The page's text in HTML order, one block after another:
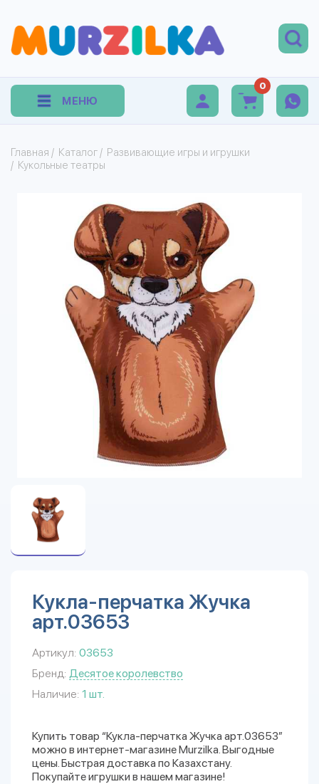
МЕНЮ
0
Главная / Каталог / Развивающие игры и игрушки
/ Кукольные театры
Кукла-перчатка Жучка
арт.03653
Артикул: 03653
Бренд: Десятое королевство
Наличие: 1 шт.
Купить товар “Кукла-перчатка Жучка арт.03653”
можно в интернет-магазине Murzilka. Выгодные
цены. Быстрая доставка по Казахстану.
Покупайте игрушки в нашем магазине!